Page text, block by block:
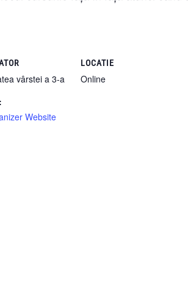
vârstei a 3-a
Website
LOCATIE
Online